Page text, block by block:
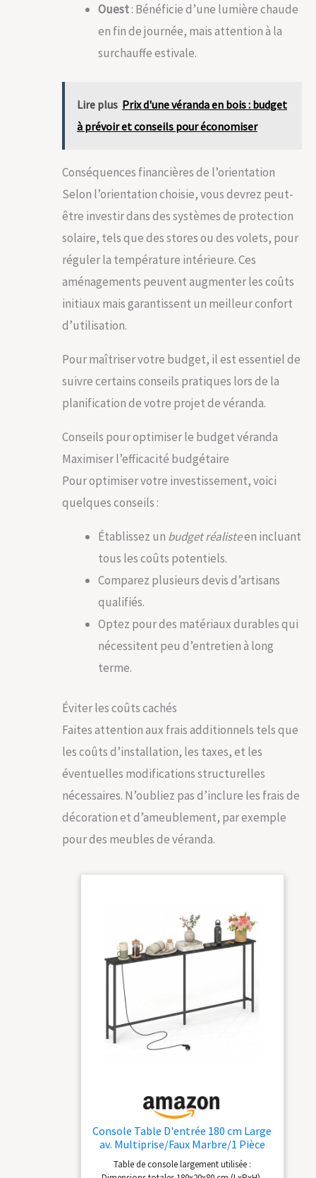
Ouest: Bénéficie d’une lumière chaude
en fin de journée, mais attention à la
surchauffe estivale.
Lire plus Prix d'une véranda en bois : budget
à prévoir et conseils pour économiser
Conséquences financières de l’orientation
Selon l’orientation choisie, vous devrez peut-
être investir dans des systèmes de protection
solaire, tels que des stores ou des volets, pour
réguler la température intérieure. Ces
aménagements peuvent augmenter les coûts
initiaux mais garantissent un meilleur confort
d’utilisation.
Pour maîtriser votre budget, il est essentiel de
suivre certains conseils pratiques lors de la
planification de votre projet de véranda.
Conseils pour optimiser le budget véranda
Maximiser l’efficacité budgétaire
Pour optimiser votre investissement, voici
quelques conseils :
Établissez un budget réalisteen incluant
tous les coûts potentiels.
Comparez plusieurs devis d’artisans
qualifiés.
Optez pour des matériaux durables qui
nécessitent peu d’entretien à long
terme.
Éviter les coûts cachés
Faites attention aux frais additionnels tels que
les coûts d’installation, les taxes, et les
éventuelles modifications structurelles
nécessaires. N’oubliez pas d’inclure les frais de
décoration et d’ameublement, par exemple
pour des meubles de véranda.
Console Table D'entrée 180 cm Large
av. Multiprise/Faux Marbre/1 Pièce
Table de console largement utilisée :